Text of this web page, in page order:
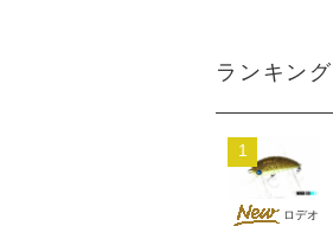
ランキング
1
ロデオ